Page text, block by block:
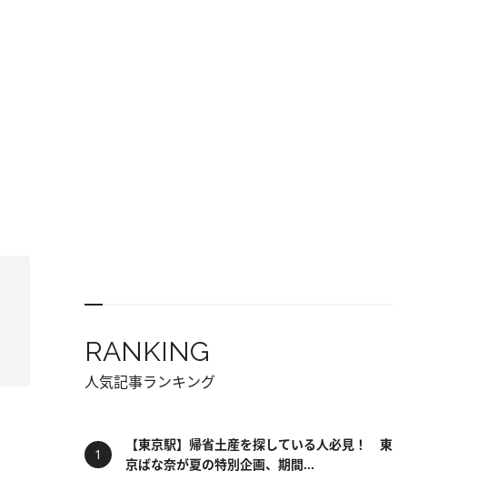
RANKING
人気記事ランキング
【東京駅】帰省土産を探している人必見！ 東
京ばな奈が夏の特別企画、期間...